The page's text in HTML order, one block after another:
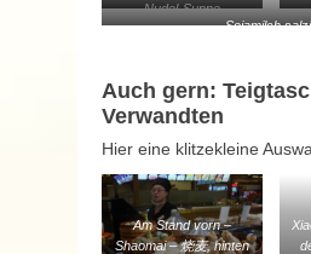
Nudel-Suppe
Sojamilch
Auch gern:
Verwandten
Hier eine klitzekleine
Am Stand vorn –
Shaomai – 烧麦, hinten